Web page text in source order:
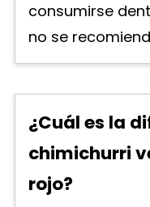
consumirse
no se
¿Cuál es la
chimichurri
rojo?